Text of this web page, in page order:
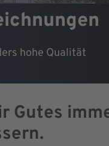
hohe Qualität
Gutes